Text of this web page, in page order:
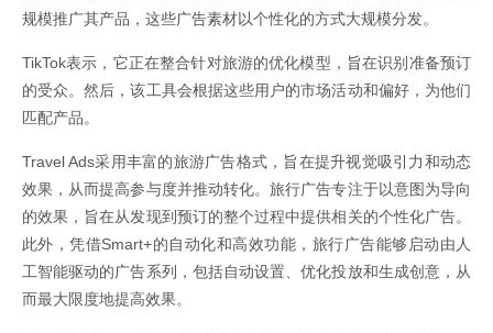
规模推广其产品，这些广告素材以个性化的方式大规模分发。
TikTok表示，它正在整合针对旅游的优化模型，旨在识别准备预订
的受众。然后，该工具会根据这些用户的市场活动和偏好，为他们
匹配产品。
Travel Ads采用丰富的旅游广告格式，旨在提升视觉吸引力和动态
效果，从而提高参与度并推动转化。旅行广告专注于以意图为导向
的效果，旨在从发现到预订的整个过程中提供相关的个性化广告。
此外，凭借Smart+的自动化和高效功能，旅行广告能够启动由人
工智能驱动的广告系列，包括自动设置、优化投放和生成创意，从
而最大限度地提高效果。